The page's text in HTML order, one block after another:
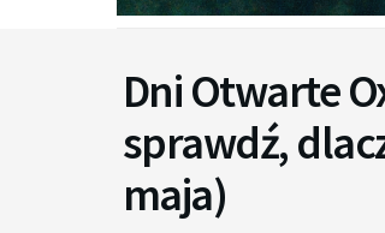
Dni Otwarte
sprawdź,
maja)